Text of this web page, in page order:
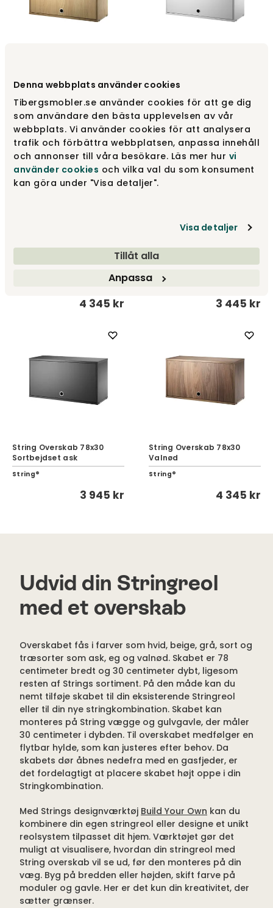
Denna webbplats använder cookies
Tibergsmobler.se använder cookies för att ge dig
som användare den bästa upplevelsen av vår
webbplats. Vi använder cookies för att analysera
trafik och förbättra webbplatsen, anpassa innehåll
och annonser till våra besökare. Läs mer hur vi
använder cookies och vilka val du som konsument
kan göra under "Visa detaljer".
Visa detaljer
Tillåt alla
Anpassa
3 945 kr 3 445 kr
Mørk Eg
4 345 kr
String Overskab 78x30
Mørkegrå
String®
3 445 kr
String Overskab 78x30
Sortbejdset ask
String®
3 945 kr
String Overskab 78x30
Valnød
String®
4 345 kr
Udvid din Stringreol
med et overskab
Overskabet fås i farver som hvid, beige, grå, sort og
træsorter som ask, eg og valnød. Skabet er 78
centimeter bredt og 30 centimeter dybt, ligesom
resten af Strings sortiment. På den måde kan du
nemt tilføje skabet til din eksisterende Stringreol
eller til din nye stringkombination. Skabet kan
monteres på String vægge og gulvgavle, der måler
30 centimeter i dybden. Til overskabet medfølger en
flytbar hylde, som kan justeres efter behov. Da
skabets dør åbnes nedefra med en gasfjeder, er
det fordelagtigt at placere skabet højt oppe i din
Stringkombination.
Med Strings designværktøj Build Your Own kan du
kombinere din egen stringreol eller designe et unikt
reolsystem tilpasset dit hjem. Værktøjet gør det
muligt at visualisere, hvordan din stringreol med
String overskab vil se ud, før den monteres på din
væg. Byg på bredden eller højden, skift farve på
moduler og gavle. Her er det kun din kreativitet, der
sætter grænser.